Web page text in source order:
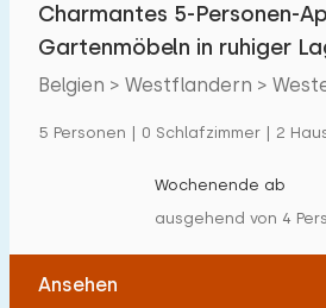
Zum Meer(max. km):
Zum Wald(max. km):
5 10
1 2
Charmantes 5-Personen-
Gartenmöbeln in ruhiger
von Westende
Belgien > Westflandern >
5 Personen | 0 Schlafzimmer | 2
Wochenende ab
ausgehend von 4
Ansehen